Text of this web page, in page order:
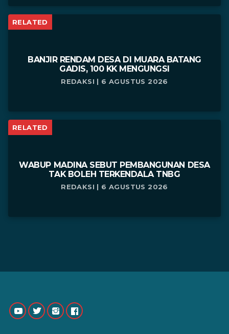
RELATED
BANJIR RENDAM DESA DI MUARA BATANG
GADIS, 100 KK MENGUNGSI
REDAKSI | 6 AGUSTUS 2026
RELATED
WABUP MADINA SEBUT PEMBANGUNAN DESA
TAK BOLEH TERKENDALA TNBG
REDAKSI | 6 AGUSTUS 2026